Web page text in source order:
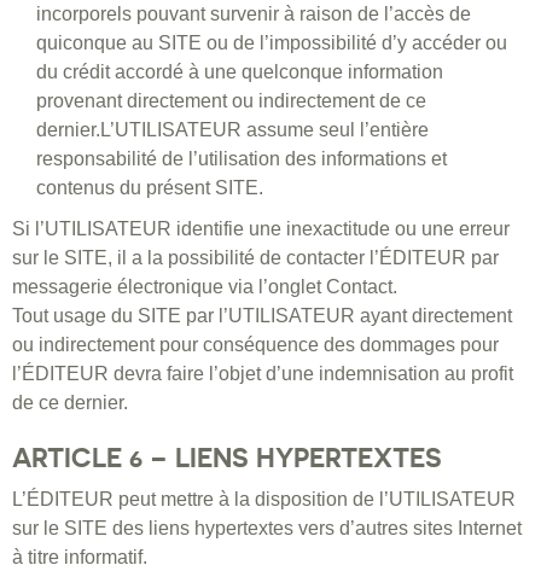
incorporels pouvant survenir à raison de l’accès de
quiconque au SITE ou de l’impossibilité d’y accéder ou
du crédit accordé à une quelconque information
provenant directement ou indirectement de ce
dernier.L’UTILISATEUR assume seul l’entière
responsabilité de l’utilisation des informations et
contenus du présent SITE.
Si l’UTILISATEUR identifie une inexactitude ou une erreur
sur le SITE, il a la possibilité de contacter l’ÉDITEUR par
messagerie électronique via l’onglet Contact.
Tout usage du SITE par l’UTILISATEUR ayant directement
ou indirectement pour conséquence des dommages pour
l’ÉDITEUR devra faire l’objet d’une indemnisation au profit
de ce dernier.
ARTICLE 6 – LIENS HYPERTEXTES
L’ÉDITEUR peut mettre à la disposition de l’UTILISATEUR
sur le SITE des liens hypertextes vers d’autres sites Internet
à titre informatif.